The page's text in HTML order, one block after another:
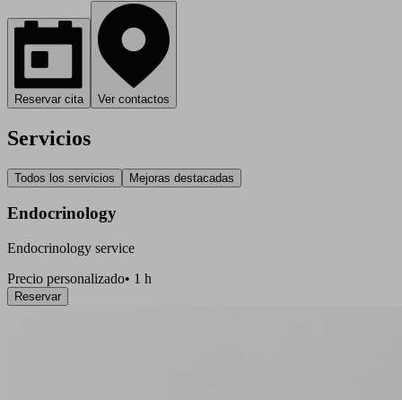
Reservar cita Ver contactos
Servicios
Todos los servicios Mejoras destacadas
Endocrinology
Endocrinology service
Precio personalizado• 1 h
Reservar